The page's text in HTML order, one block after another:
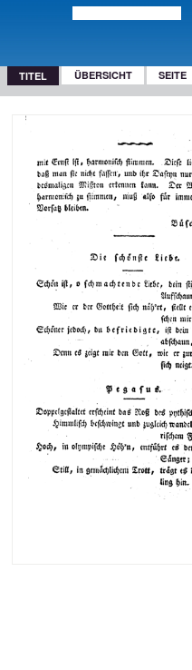
TITEL ÜBERSICHT SEITE